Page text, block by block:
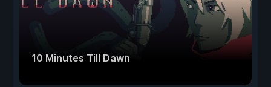
10 Minutes Till Dawn